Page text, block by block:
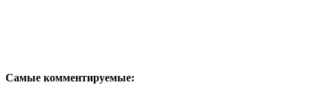
Самые комментируемые: